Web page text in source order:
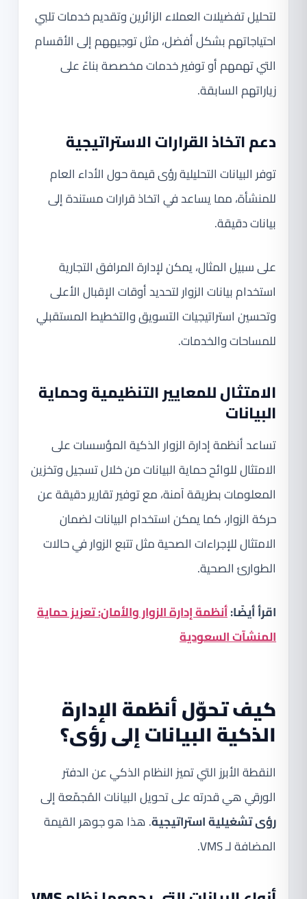
لتحليل تفضيلات العملاء الزائرين وتقديم خدمات تلبي
احتياجاتهم بشكل أفضل، مثل توجيههم إلى الأقسام
التي تهمهم أو توفير خدمات مخصصة بناءً على
زياراتهم السابقة.
دعم اتخاذ القرارات الاستراتيجية
توفر البيانات التحليلية رؤى قيمة حول الأداء العام
للمنشأة، مما يساعد في اتخاذ قرارات مستندة إلى
بيانات دقيقة.
على سبيل المثال، يمكن لإدارة المرافق التجارية
استخدام بيانات الزوار لتحديد أوقات الإقبال الأعلى
وتحسين استراتيجيات التسويق والتخطيط المستقبلي
للمساحات والخدمات.
الامتثال للمعايير التنظيمية وحماية
البيانات
تساعد أنظمة إدارة الزوار الذكية المؤسسات على
الامتثال للوائح حماية البيانات من خلال تسجيل وتخزين
المعلومات بطريقة آمنة، مع توفير تقارير دقيقة عن
حركة الزوار، كما يمكن استخدام البيانات لضمان
الامتثال للإجراءات الصحية مثل تتبع الزوار في حالات
الطوارئ الصحية.
اقرأ أيضًا:أنظمة إدارة الزوار والأمان: تعزيز حماية
المنشآت السعودية
كيف تحوّل أنظمة الإدارة
الذكية البيانات إلى رؤى؟
النقطة الأبرز التي تميز النظام الذكي عن الدفتر
الورقي هي قدرته على تحويل البيانات المُجمّعة إلى
رؤى تشغيلية استراتيجية. هذا هو جوهر القيمة
المضافة لـ VMS.